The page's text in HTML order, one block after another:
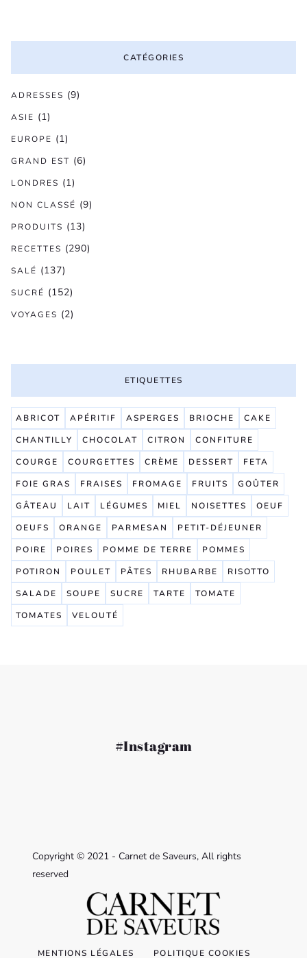
CATÉGORIES
ADRESSES (9)
ASIE (1)
EUROPE (1)
GRAND EST (6)
LONDRES (1)
NON CLASSÉ (9)
PRODUITS (13)
RECETTES (290)
SALÉ (137)
SUCRÉ (152)
VOYAGES (2)
ETIQUETTES
ABRICOT APÉRITIF ASPERGES BRIOCHE
CAKE
CHANTILLY
CHOCOLAT CITRON
CONFITURE
COURGE
COURGETTES CRÈME DESSERT
FETA
FOIE GRAS
FRAISES FROMAGE FRUITS
GOÛTER
GÂTEAU
LAIT LÉGUMES MIEL NOISETTES
OEUF
OEUFS
ORANGE PARMESAN
PETIT-DÉJEUNER
POIRE
POIRES POMME DE TERRE
POMMES
POTIRON
POULET PÂTES RHUBARBE
RISOTTO
SALADE
SOUPE SUCRE TARTE
TOMATE
TOMATES
VELOUTÉ
#Instagram
Copyright © 2021 - Carnet de Saveurs, All rights
reserved
MENTIONS LÉGALES POLITIQUE COOKIES